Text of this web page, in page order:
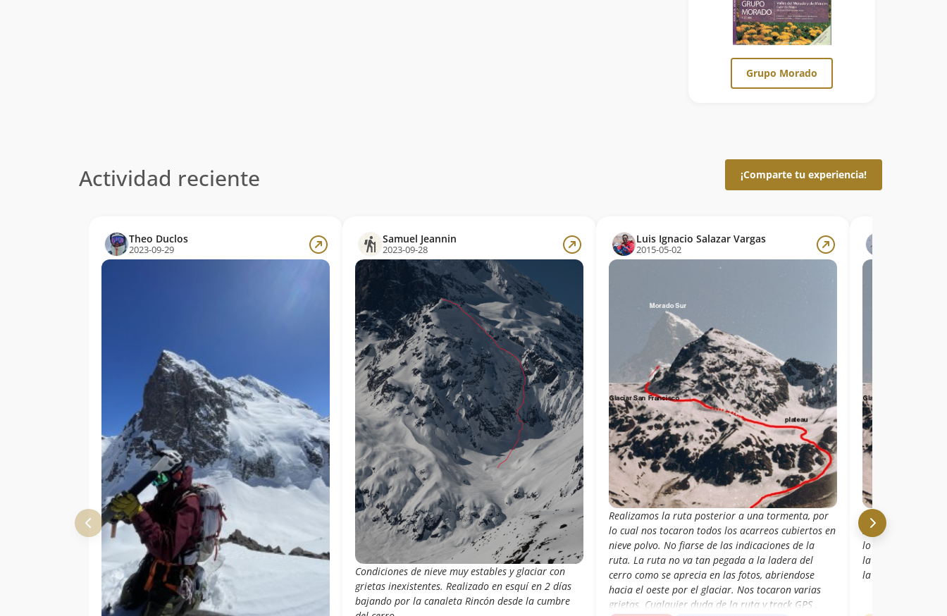
Grupo Morado
Actividad reciente ¡Comparte tu experiencia!
Theo Duclos
2023-09-29
Samuel Jeannin
2023-09-28
Condiciones de nieve muy estables y glaciar con
grietas inexistentes. Realizado en esquí en 2 días
bajando por la canaleta Rincón desde la cumbre
Luis Ignacio Salazar Vargas
2015-05-02
Realizamos la ruta posterior a una tormenta, por
lo cual nos tocaron todos los acarreos cubiertos en
nieve polvo. No fiarse de las indicaciones de la
ruta. La ruta no va tan pegada a la ladera del
cerro como se aprecia en las fotos, abriendose
hacia el oeste por el glaciar. Nos tocaron varias
grietas. Cualquier duda de la ruta y track GPS ,
Ruta realizable en
recomendada.
lo que requiere un
la mejor ruta.
la ruta desde el